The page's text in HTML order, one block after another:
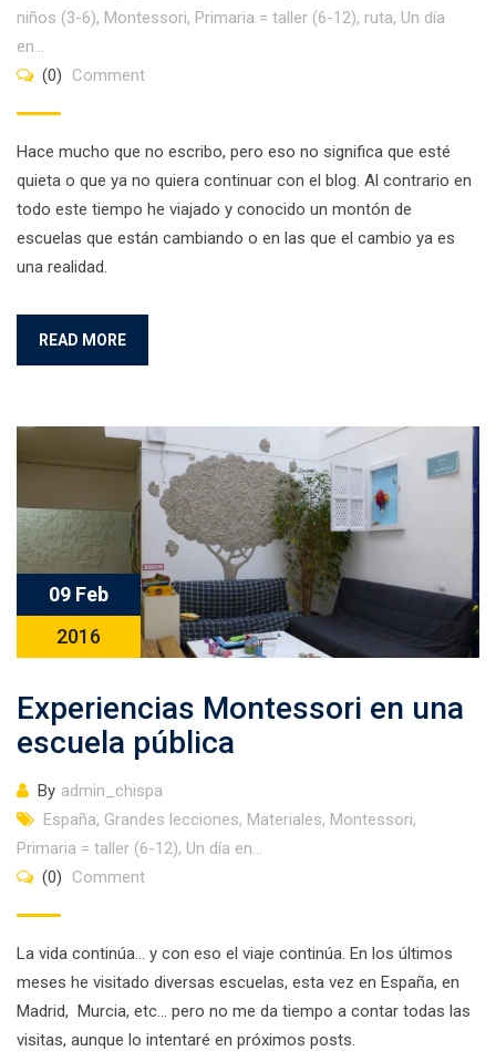
niños (3-6), Montessori, Primaria = taller (6-12), ruta, Un día
en...
(0)
Comment
Hace mucho que no escribo, pero eso no significa que esté
quieta o que ya no quiera continuar con el blog. Al contrario en
todo este tiempo he viajado y conocido un montón de
escuelas que están cambiando o en las que el cambio ya es
una realidad.
READ MORE
09 Feb
2016
Experiencias Montessori en una
escuela pública
By admin_chispa
España, Grandes lecciones, Materiales, Montessori,
Primaria = taller (6-12), Un día en...
(0)
Comment
La vida continúa… y con eso el viaje continúa. En los últimos
meses he visitado diversas escuelas, esta vez en España, en
Madrid, Murcia, etc… pero no me da tiempo a contar todas las
visitas, aunque lo intentaré en próximos posts.